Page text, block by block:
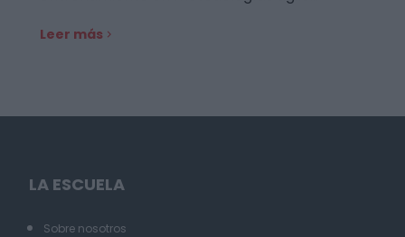
Leer más
LA ESCUELA
Sobre nosotros